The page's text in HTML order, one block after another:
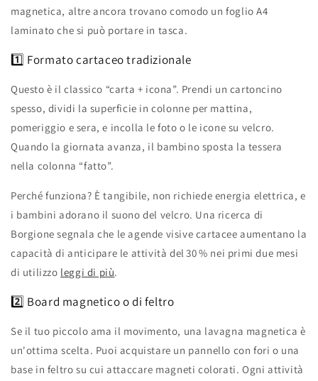
magnetica, altre ancora trovano comodo un foglio A4
laminato che si può portare in tasca.
1️⃣ Formato cartaceo tradizionale
Questo è il classico “carta + icona”. Prendi un cartoncino
spesso, dividi la superficie in colonne per mattina,
pomeriggio e sera, e incolla le foto o le icone su velcro.
Quando la giornata avanza, il bambino sposta la tessera
nella colonna “fatto”.
Perché funziona? È tangibile, non richiede energia elettrica, e
i bambini adorano il suono del velcro. Una ricerca di
Borgione segnala che le agende visive cartacee aumentano la
capacità di anticipare le attività del 30 % nei primi due mesi
di utilizzo leggi di più.
2️⃣ Board magnetico o di feltro
Se il tuo piccolo ama il movimento, una lavagna magnetica è
un'ottima scelta. Puoi acquistare un pannello con fori o una
base in feltro su cui attaccare magneti colorati. Ogni attività